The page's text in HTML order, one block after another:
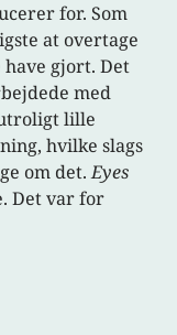
for. Som
at overtage
have gjort. Det
med
lille
hvilke slags
om det.Eyes
Det var for